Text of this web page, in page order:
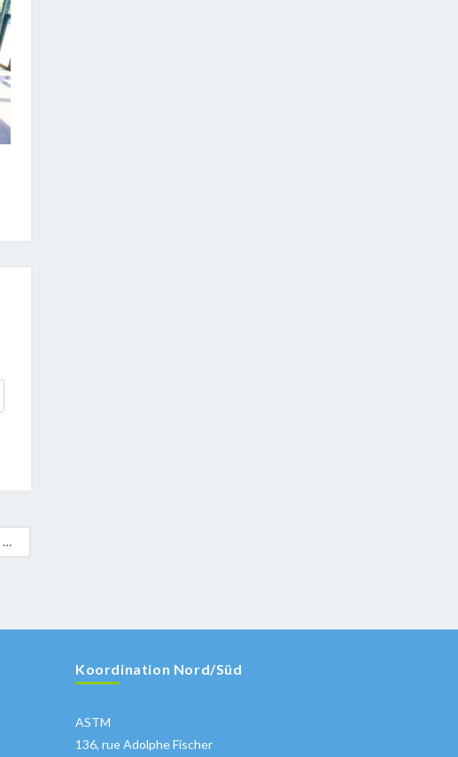
Ein schöner Erfolg für den Klimadag 2012
Koordination Nord/Süd
ASTM
136, rue Adolphe Fischer